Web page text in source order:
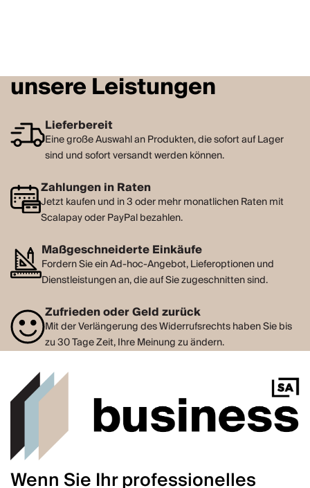
unsere Leistungen
Lieferbereit
Eine große Auswahl an Produkten, die sofort auf Lager
sind und sofort versandt werden können.
Zahlungen in Raten
Jetzt kaufen und in 3 oder mehr monatlichen Raten mit
Scalapay oder PayPal bezahlen.
Maßgeschneiderte Einkäufe
Fordern Sie ein Ad-hoc-Angebot, Lieferoptionen und
Dienstleistungen an, die auf Sie zugeschnitten sind.
Zufrieden oder Geld zurück
Mit der Verlängerung des Widerrufsrechts haben Sie bis
zu 30 Tage Zeit, Ihre Meinung zu ändern.
Wenn Sie Ihr professionelles